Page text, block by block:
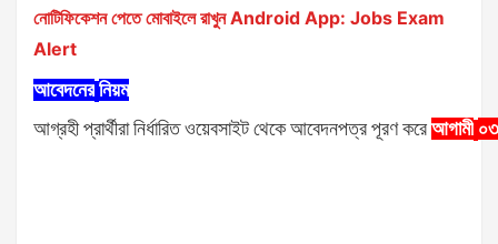
নোটিফিকেশন পেতে মোবাইলে রাখুন Android App: Jobs Exam
Alert
আবেদনের নিয়ম
আগ্রহী প্রার্থীরানির্ধারিত ওয়েবসাইট থেকে আবেদনপত্র পূরণ করে আগামী